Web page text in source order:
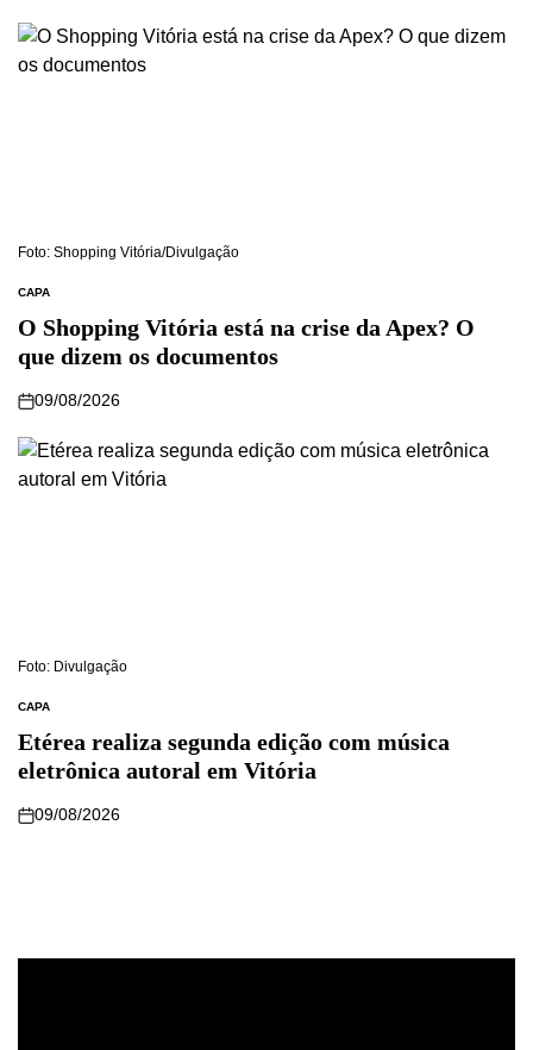
Foto: Shopping Vitória/Divulgação
CAPA
O Shopping Vitória está na crise da Apex? O
que dizem os documentos
09/08/2026
Foto: Divulgação
CAPA
Etérea realiza segunda edição com música
eletrônica autoral em Vitória
09/08/2026